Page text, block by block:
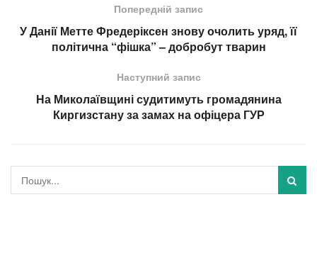
Попередній запис
У Данії Метте Фредеріксен знову очолить уряд, її
політична “фішка” – добробут тварин
Наступний запис
На Миколаївщині судитимуть громадянина
Киргизстану за замах на офіцера ГУР